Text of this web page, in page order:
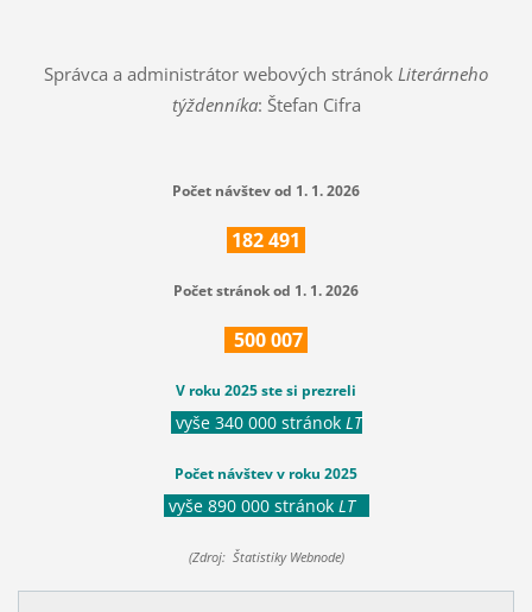
Správca a administrátor webových stránok Literárneho
týždenníka: Štefan Cifra
Počet návštev od 1. 1. 2026
182491
Počet stránok od 1. 1. 2026
500007
V roku 2025 ste si prezreli
vyše 340 000 stránok LT
Počet návštev v roku 2025
vyše 890 000 stránok LT
(Zdroj: Štatistiky Webnode)